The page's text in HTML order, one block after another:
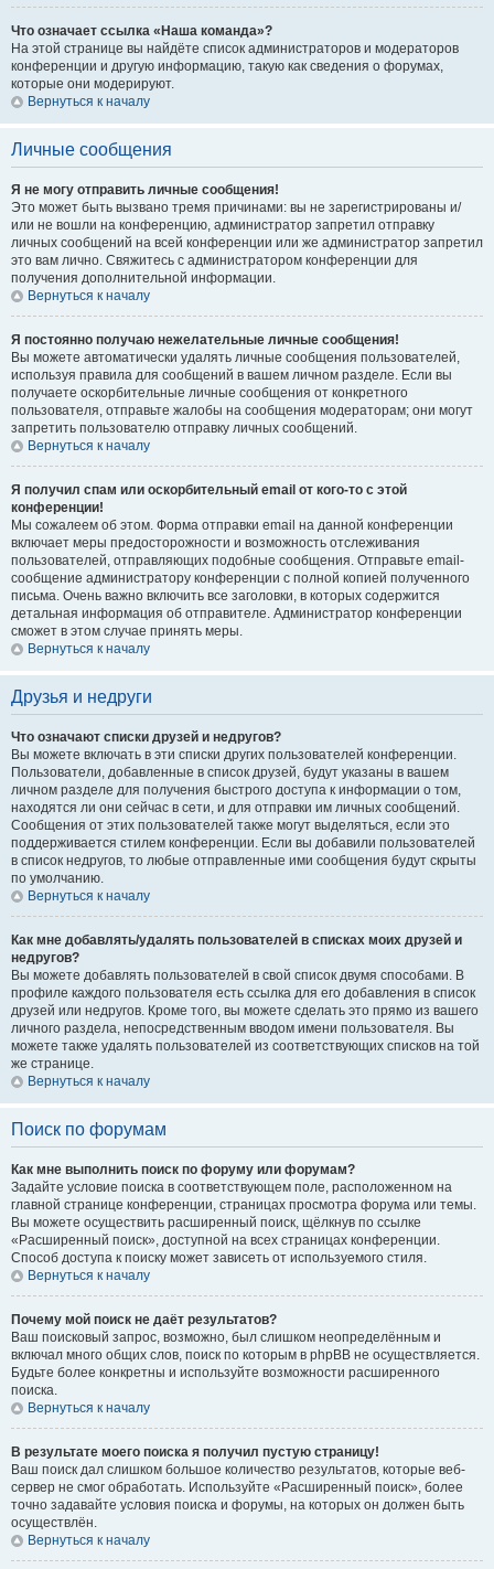
Что означает ссылка «Наша команда»?
На этой странице вы найдёте список администраторов и модераторов
конференции и другую информацию, такую как сведения о форумах,
которые они модерируют.
Вернуться к началу
Личные сообщения
Я не могу отправить личные сообщения!
Это может быть вызвано тремя причинами: вы не зарегистрированы и/
или не вошли на конференцию, администратор запретил отправку
личных сообщений на всей конференции или же администратор запретил
это вам лично. Свяжитесь с администратором конференции для
получения дополнительной информации.
Вернуться к началу
Я постоянно получаю нежелательные личные сообщения!
Вы можете автоматически удалять личные сообщения пользователей,
используя правила для сообщений в вашем личном разделе. Если вы
получаете оскорбительные личные сообщения от конкретного
пользователя, отправьте жалобы на сообщения модераторам; они могут
запретить пользователю отправку личных сообщений.
Вернуться к началу
Я получил спам или оскорбительный email от кого-то с этой
конференции!
Мы сожалеем об этом. Форма отправки email на данной конференции
включает меры предосторожности и возможность отслеживания
пользователей, отправляющих подобные сообщения. Отправьте email-
сообщение администратору конференции с полной копией полученного
письма. Очень важно включить все заголовки, в которых содержится
детальная информация об отправителе. Администратор конференции
сможет в этом случае принять меры.
Вернуться к началу
Друзья и недруги
Что означают списки друзей и недругов?
Вы можете включать в эти списки других пользователей конференции.
Пользователи, добавленные в список друзей, будут указаны в вашем
личном разделе для получения быстрого доступа к информации о том,
находятся ли они сейчас в сети, и для отправки им личных сообщений.
Сообщения от этих пользователей также могут выделяться, если это
поддерживается стилем конференции. Если вы добавили пользователей
в список недругов, то любые отправленные ими сообщения будут скрыты
по умолчанию.
Вернуться к началу
Как мне добавлять/удалять пользователей в списках моих друзей и
недругов?
Вы можете добавлять пользователей в свой список двумя способами. В
профиле каждого пользователя есть ссылка для его добавления в список
друзей или недругов. Кроме того, вы можете сделать это прямо из вашего
личного раздела, непосредственным вводом имени пользователя. Вы
можете также удалять пользователей из соответствующих списков на той
же странице.
Вернуться к началу
Поиск по форумам
Как мне выполнить поиск по форуму или форумам?
Задайте условие поиска в соответствующем поле, расположенном на
главной странице конференции, страницах просмотра форума или темы.
Вы можете осуществить расширенный поиск, щёлкнув по ссылке
«Расширенный поиск», доступной на всех страницах конференции.
Способ доступа к поиску может зависеть от используемого стиля.
Вернуться к началу
Почему мой поиск не даёт результатов?
Ваш поисковый запрос, возможно, был слишком неопределённым и
включал много общих слов, поиск по которым в phpBB не осуществляется.
Будьте более конкретны и используйте возможности расширенного
поиска.
Вернуться к началу
В результате моего поиска я получил пустую страницу!
Ваш поиск дал слишком большое количество результатов, которые веб-
сервер не смог обработать. Используйте «Расширенный поиск», более
точно задавайте условия поиска и форумы, на которых он должен быть
осуществлён.
Вернуться к началу